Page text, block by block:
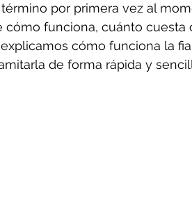
por primera vez al
funciona, cuánto cuesta
cómo funciona la
de forma rápida y